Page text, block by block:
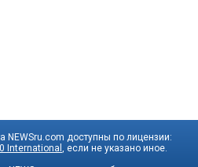
NEWSru.com доступны по лицензии:
International , если не указано иное.